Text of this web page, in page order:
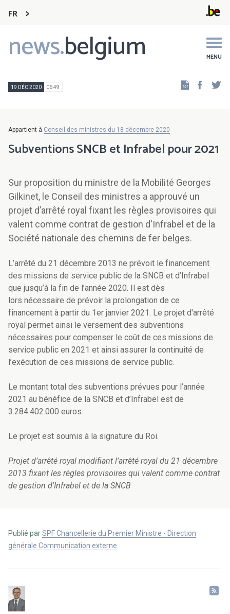
FR
news.belgium MENU
Main
navigation
19 DÉC 2020 06:49
Appartient à Conseil des ministres du 18 décembre 2020
Subventions SNCB et Infrabel pour 2021
Sur proposition du ministre de la Mobilité Georges
Gilkinet, le Conseil des ministres a approuvé un
projet d’arrêté royal fixant les règles provisoires qui
valent comme contrat de gestion d'Infrabel et de la
Société nationale des chemins de fer belges.
L’arrêté du 21 décembre 2013 ne prévoit le financement
des missions de service public de la SNCB et d’Infrabel
que jusqu’à la fin de l’année 2020. Il est dès
lors nécessaire de prévoir la prolongation de ce
financement à partir du 1er janvier 2021. Le projet d'arrêté
royal permet ainsi le versement des subventions
nécessaires pour compenser le coût de ces missions de
service public en 2021 et ainsi assurer la continuité de
l’exécution de ces missions de service public.
Le montant total des subventions prévues pour l’année
2021 au bénéfice de la SNCB et d’Infrabel est de
3.284.402.000 euros.
Le projet est soumis à la signature du Roi.
Projet d’arrêté royal modifiant l’arrêté royal du 21 décembre
2013 fixant les règles provisoires qui valent comme contrat
de gestion d'Infrabel et de la SNCB
Publié parSPF Chancellerie du Premier Ministre - Direction
générale Communication externe